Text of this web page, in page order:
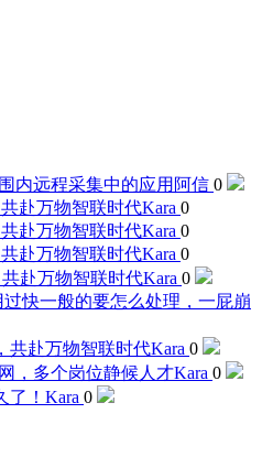
内远程采集中的应用 阿信 0
赴万物智联时代Kara 0
赴万物智联时代Kara 0
赴万物智联时代Kara 0
赴万物智联时代Kara 0
快一般的要怎么处理， 一屁崩
共赴万物智联时代Kara 0
，多个岗位静候人才Kara 0
了！ Kara 0